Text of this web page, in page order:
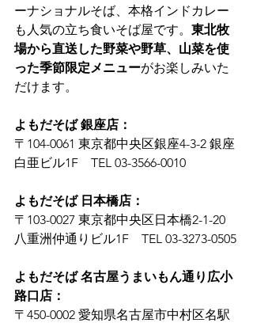
ーナショナルそば、本格インドカレー
も人気の立ち食いそば屋です。 東北牧
場から直送した野菜や野草、山菜を使
った季節限定メニューがお楽しみいた
だけます。
よもだそば 銀座店：
〒104-0061 東京都中央区銀座4-3-2 銀座
白亜ビル1F　TEL 03-3566-0010
よもだそば 日本橋店：
〒103-0027 東京都中央区日本橋2-1-20
八重洲仲通りビル1F　TEL 03-3273-0505
よもだそば 名古屋うまいもん通り広小
路口店：
〒450-0002 愛知県名古屋市中村区名駅